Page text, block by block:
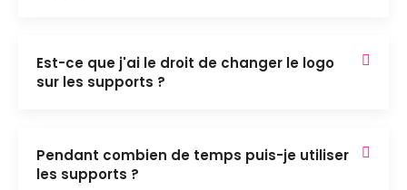
Est-ce que j'ai le droit de changer le logo
sur les supports ?
Pendant combien de temps puis-je utiliser
les supports ?